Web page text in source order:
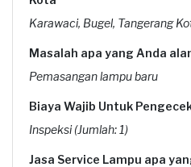
Karawaci, Bugel, Tangerang
Masalah apa yang Anda
Pemasangan lampu baru
Biaya Wajib Untuk
Inspeksi (Jumlah: 1)
Jasa Service Lampu apa